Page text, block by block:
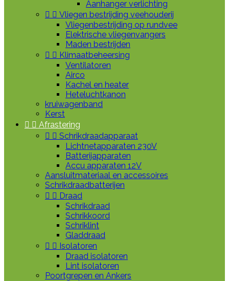
Aanhanger verlichting
  Vliegen bestrijding veehouderij
Vliegenbestrijding op rundvee
Elektrische vliegenvangers
Maden bestrijden
  Klimaatbeheersing
Ventilatoren
Airco
Kachel en heater
Heteluchtkanon
kruiwagenband
Kerst
  Afrastering
  Schrikdraadapparaat
Lichtnetapparaten 230V
Batterijapparaten
Accu apparaten 12V
Aansluitmateriaal en accessoires
Schrikdraadbatterijen
  Draad
Schrikdraad
Schrikkoord
Schriklint
Gladdraad
  Isolatoren
Draad isolatoren
Lint isolatoren
Poortgrepen en Ankers